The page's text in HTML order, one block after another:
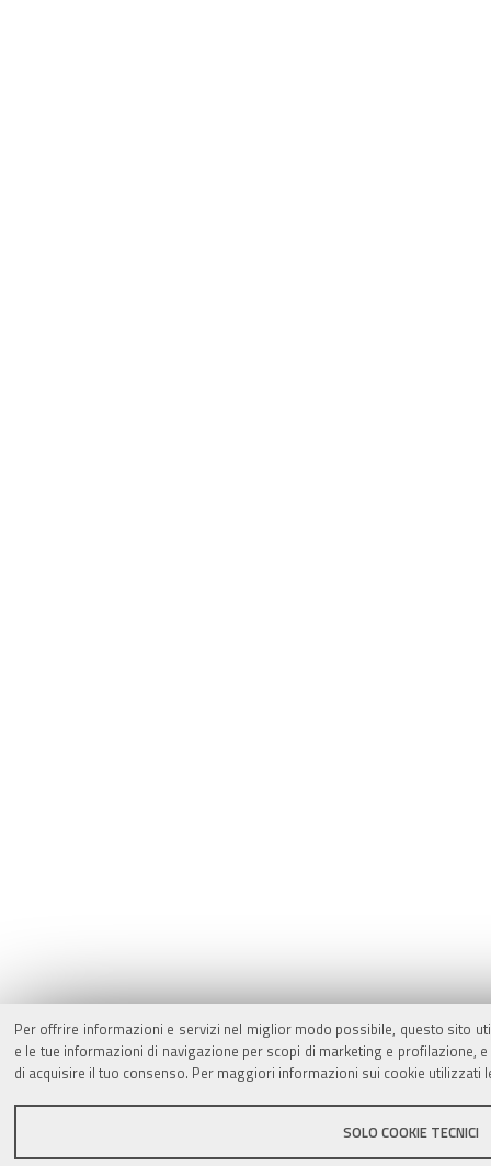
Per offrire informazioni e servizi nel miglior modo possibile, questo sito
e le tue informazioni di navigazione per scopi di marketing e
di acquisire il tuo consenso. Per maggiori informazioni sui cookie utilizzati
SOLO COOKIE TECNICI